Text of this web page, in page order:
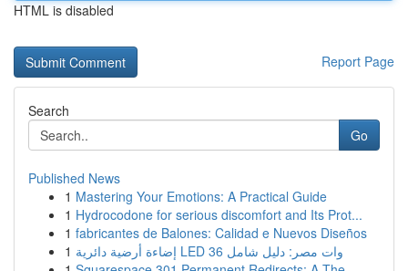
HTML is disabled
Report Page
Search
Go
Published News
1 Mastering Your Emotions: A Practical Guide
1 Hydrocodone for serious discomfort and Its Prot...
1 fabricantes de Balones: Calidad e Nuevos Diseños
1
إضاءة أرضية دائرية LED 36 وات مصر: دليل شامل